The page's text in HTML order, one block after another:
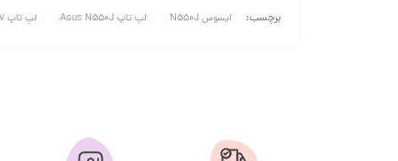
برچسب: ایسوس N550J لپ تاپ Asus N550J لپ تاپ i7